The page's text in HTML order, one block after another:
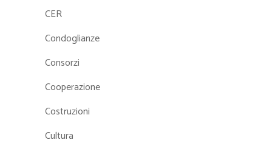
CER
Condoglianze
Consorzi
Cooperazione
Costruzioni
Cultura